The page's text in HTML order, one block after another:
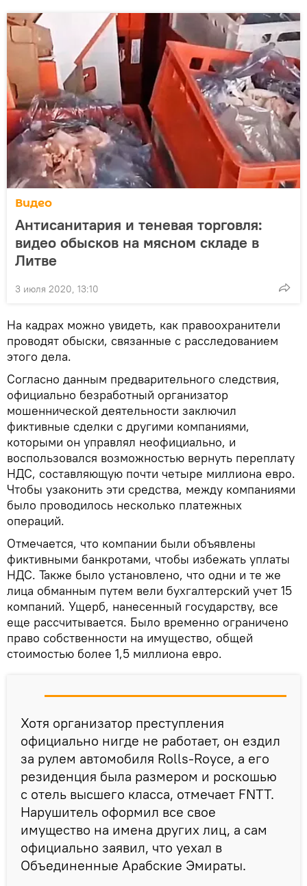
Видео
Антисанитария и теневая торговля:
видео обысков на мясном складе в
Литве
3 июля 2020, 13:10
На кадрах можно увидеть, как правоохранители
проводят обыски, связанные с расследованием
этого дела.
Согласно данным предварительного следствия,
официально безработный организатор
мошеннической деятельности заключил
фиктивные сделки с другими компаниями,
которыми он управлял неофициально, и
воспользовался возможностью вернуть переплату
НДС, составляющую почти четыре миллиона евро.
Чтобы узаконить эти средства, между компаниями
было проводилось несколько платежных
операций.
Отмечается, что компании были объявлены
фиктивными банкротами, чтобы избежать уплаты
НДС. Также было установлено, что одни и те же
лица обманным путем вели бухгалтерский учет 15
компаний. Ущерб, нанесенный государству, все
еще рассчитывается. Было временно ограничено
право собственности на имущество, общей
стоимостью более 1,5 миллиона евро.
Хотя организатор преступления
официально нигде не работает, он ездил
за рулем автомобиля Rolls-Royce, а его
резиденция была размером и роскошью
с отель высшего класса, отмечает FNTT.
Нарушитель оформил все свое
имущество на имена других лиц, а сам
официально заявил, что уехал в
Объединенные Арабские Эмираты.